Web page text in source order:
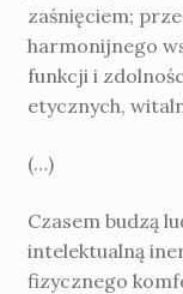
zaśnięciem;
harmonijnego
funkcji i
etycznych,
(…)
Czasem budzą
intelektualną
fizycznego